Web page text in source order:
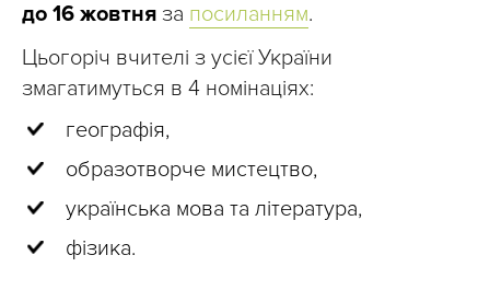
до 16 жовтня за посиланням.
Цьогоріч вчителі з усієї України
змагатимуться в 4 номінаціях:
географія,
образотворче мистецтво,
українська мова та література,
фізика.